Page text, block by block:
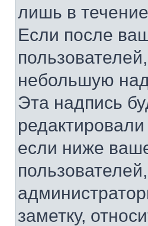
лишь в
Если после
небольшую
Эта надпись
если ниже
заметку,